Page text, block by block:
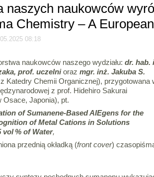
naszych naukowców
Chemistry – A
08:18
naukowców naszego wydziału: dr. hab.
prof. uczelni oraz mgr. inż. Jakuba S.
Katedry Chemii Organicznej), przygotowana
z prof. Hidehiro Sakurai
Osace, Japonia), pt.
of Sumanene-Based AIEgens for the
of Metal Cations in Solutions
vol % of Water,
przednią okładką (front cover)